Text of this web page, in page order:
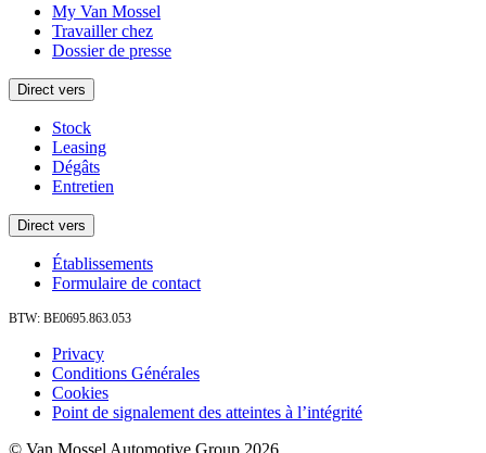
My Van Mossel
Travailler chez
Dossier de presse
Direct vers
Stock
Leasing
Dégâts
Entretien
Direct vers
Établissements
Formulaire de contact
BTW: BE0695.863.053
Privacy
Conditions Générales
Cookies
Point de signalement des atteintes à l’intégrité
© Van Mossel Automotive Group 2026